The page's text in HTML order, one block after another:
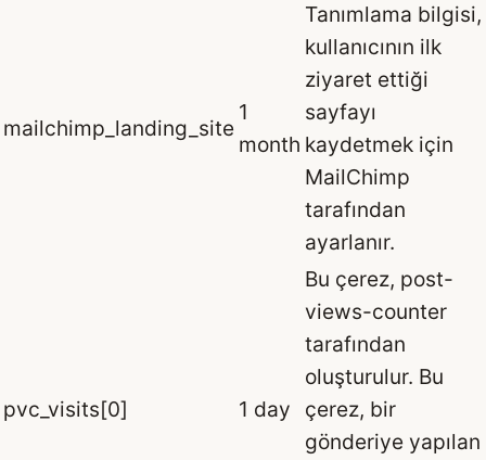
mailchimp_landing_site
1
month
Tanımlama bilgisi,
kullanıcının ilk
ziyaret ettiği
sayfayı
kaydetmek için
MailChimp
tarafından
ayarlanır.
pvc_visits[0] 1 day
Bu çerez, post-
views-counter
tarafından
oluşturulur. Bu
çerez, bir
gönderiye yapılan